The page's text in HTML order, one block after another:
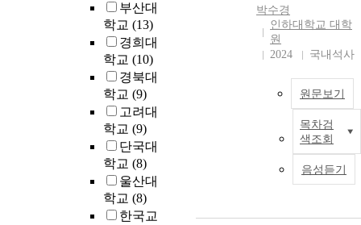
부산대
학교 (13)
경희대
학교 (10)
경북대
학교 (9)
고려대
학교 (9)
단국대
학교 (8)
울산대
학교 (8)
한국교
박수경
인하대학교 대학
원
2024
국내석사
원문보기
목차검
색조회
음성듣기